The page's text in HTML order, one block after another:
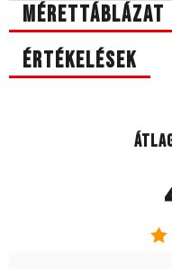
Mérettáblázat
Értékelések